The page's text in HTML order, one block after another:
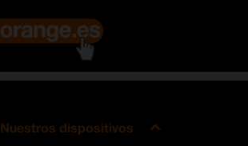
Nuestros dispositivos